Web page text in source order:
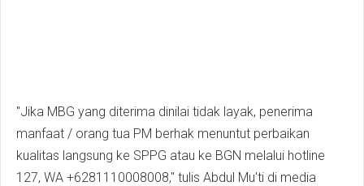
"Jika MBG yang diterima dinilai tidak layak, penerima
manfaat / orang tua PM berhak menuntut perbaikan
kualitas langsung ke SPPG atau ke BGN melalui hotline
127, WA +6281110008008," tulis Abdul Mu'ti di media